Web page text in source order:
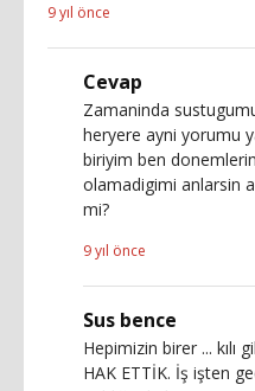
9 yıl önce
Cevap
Zamaninda
heryere ayni yorumu
biriyim ben
olamadigimi anlarsin
mi?
9 yıl önce
Sus bence
Hepimizin birer ... kılı
HAK ETTİK. İş işten